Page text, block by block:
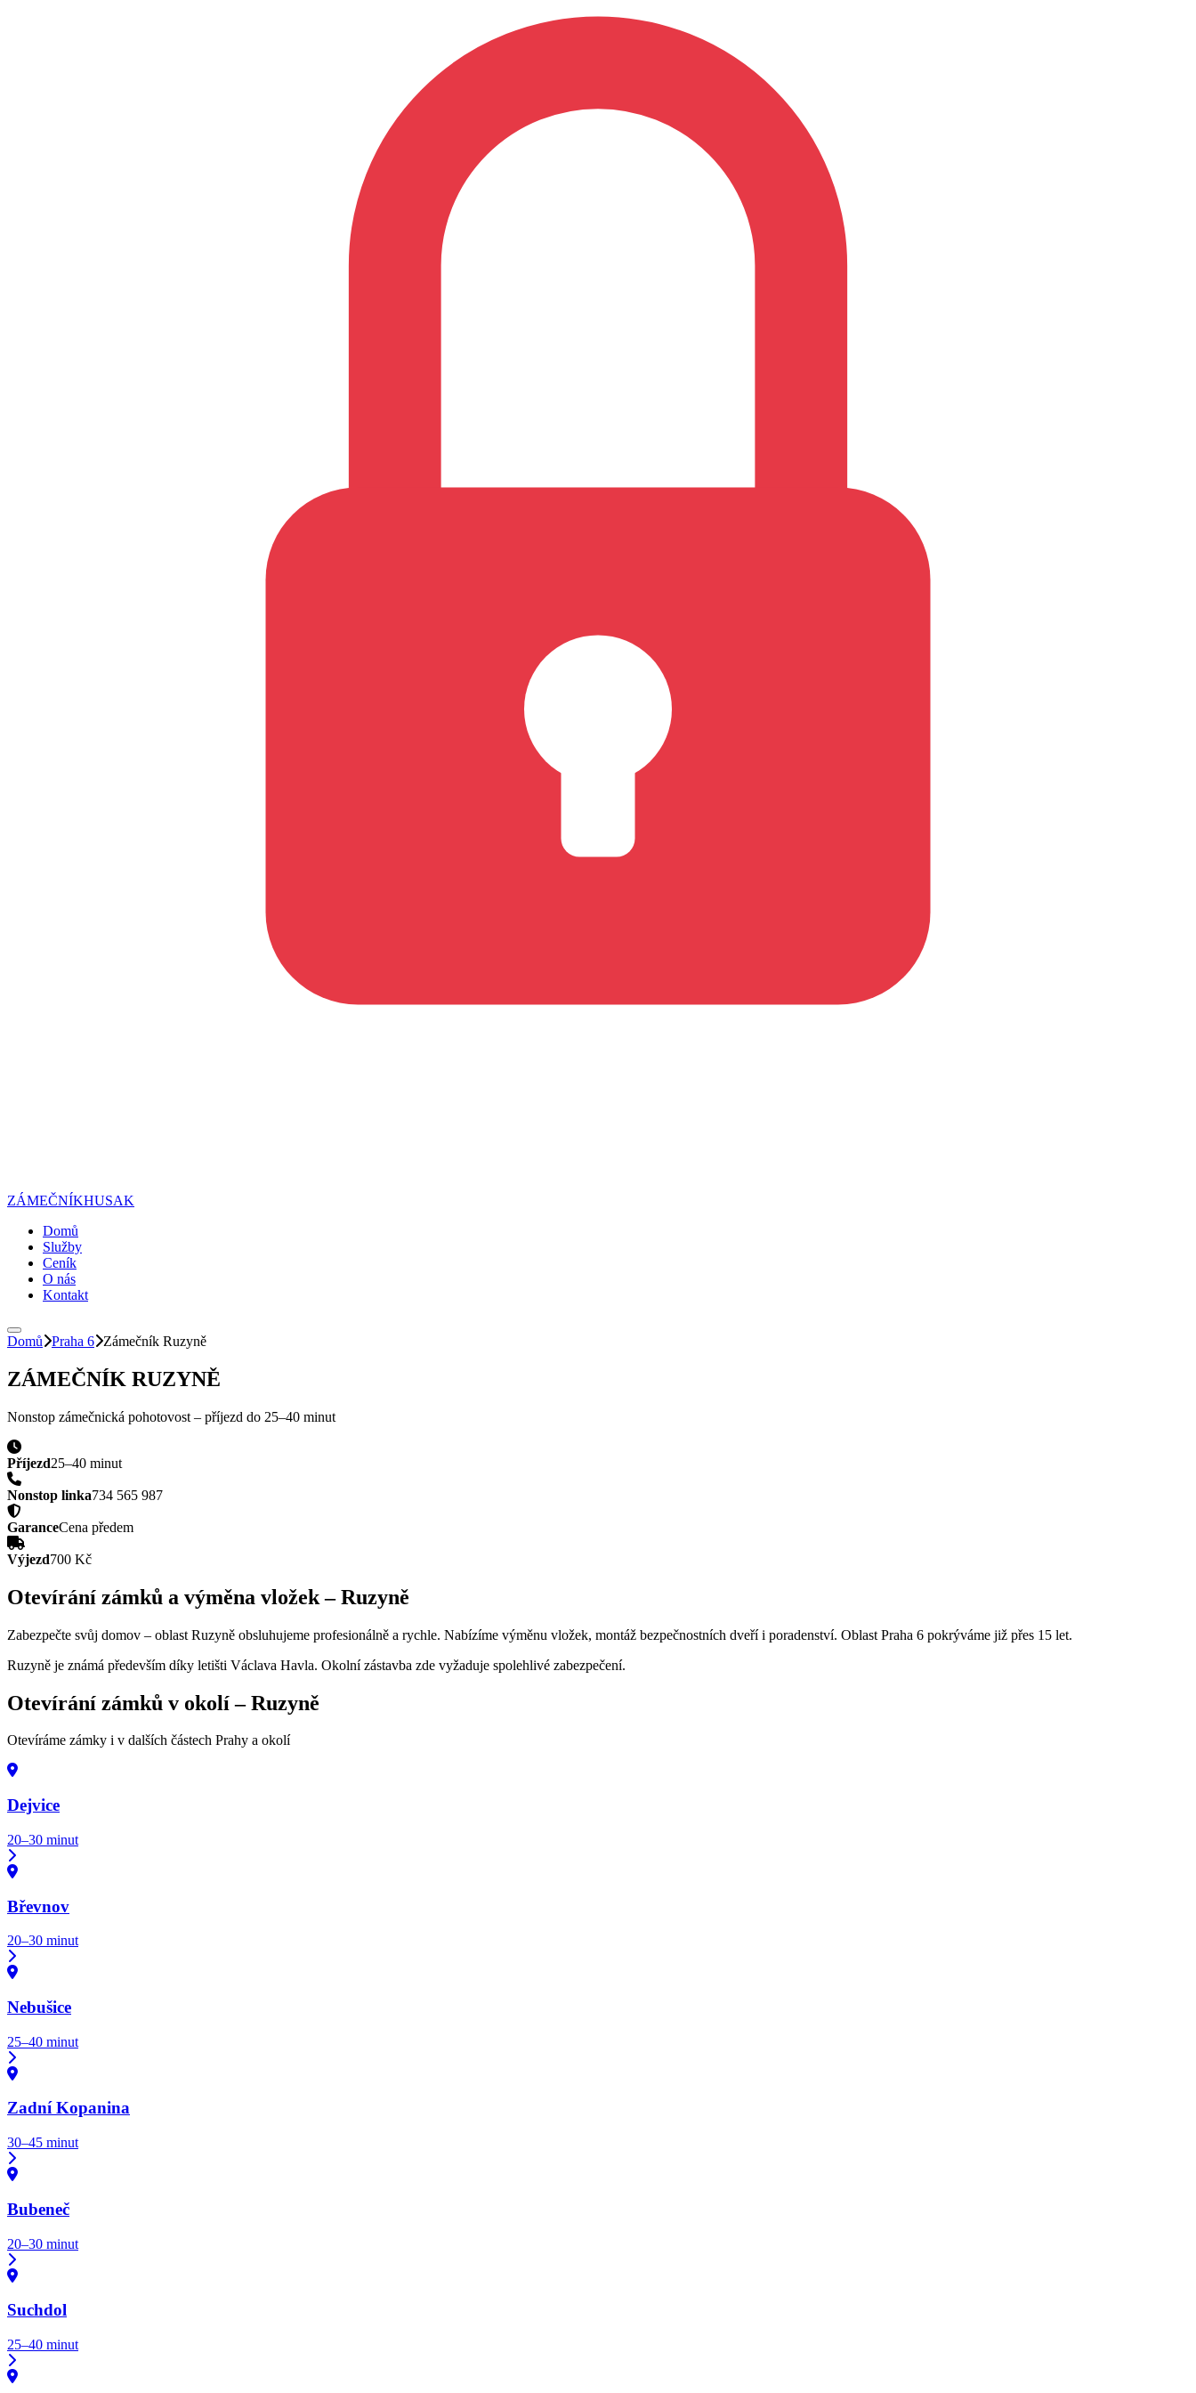
ZÁMEČNÍKHUSAK
Domů
Služby
Ceník
O nás
Kontakt
Domů Praha 6 Zámečník Ruzyně
ZÁMEČNÍK RUZYNĚ
Nonstop zámečnická pohotovost – příjezd do 25–40 minut
Příjezd25–40 minut
Nonstop linka734 565 987
GaranceCena předem
Výjezd700 Kč
Otevírání zámků a výměna vložek –Ruzyně
Zabezpečte svůj domov – oblast Ruzyně obsluhujeme profesionálně a rychle. Nabízíme výměnu vložek, montáž bezpečnostních dveří i poradenství. Oblast Praha 6 pokrýváme již přes 15 let.
Ruzyně je známá především díky letišti Václava Havla. Okolní zástavba zde vyžaduje spolehlivé zabezpečení.
Otevírání zámků v okolí –Ruzyně
Otevíráme zámky i v dalších částech Prahy a okolí
Dejvice
20–30 minut
Břevnov
20–30 minut
Nebušice
25–40 minut
Zadní Kopanina
30–45 minut
Bubeneč
20–30 minut
Suchdol
25–40 minut